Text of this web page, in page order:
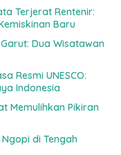
Terjerat Rentenir:
Baru
Dua Wisatawan
Resmi UNESCO:
Indonesia
Memulihkan Pikiran
di Tengah